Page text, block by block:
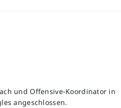
und Offensive-Koordinator in
angeschlossen.